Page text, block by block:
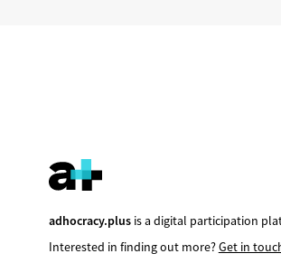
adhocracy.plusis a digital participation
Interested in finding out more?Get in